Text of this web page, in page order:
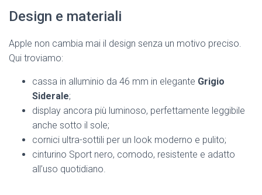
Design e materiali
Apple non cambia mai il design senza un motivo preciso.
Qui troviamo:
cassa in alluminio da 46 mm in elegante Grigio
Siderale;
display ancora più luminoso, perfettamente leggibile
anche sotto il sole;
cornici ultra-sottili per un look moderno e pulito;
cinturino Sport nero, comodo, resistente e adatto
all’uso quotidiano.